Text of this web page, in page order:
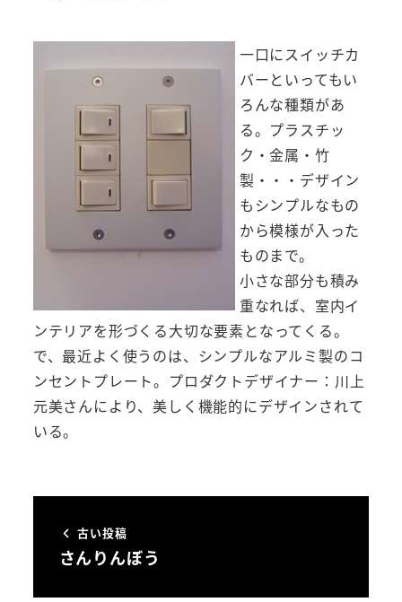
一口にスイッチカ
バーといってもい
ろんな種類があ
る。プラスチッ
ク・金属・竹
製・・・デザイン
もシンプルなもの
から模様が入った
ものまで。
小さな部分も積み
重なれば、室内イ
ンテリアを形づくる大切な要素となってくる。
で、最近よく使うのは、シンプルなアルミ製のコ
ンセントプレート。プロダクトデザイナー：川上
元美さんにより、美しく機能的にデザインされて
いる。
古い投稿
さんりんぼう